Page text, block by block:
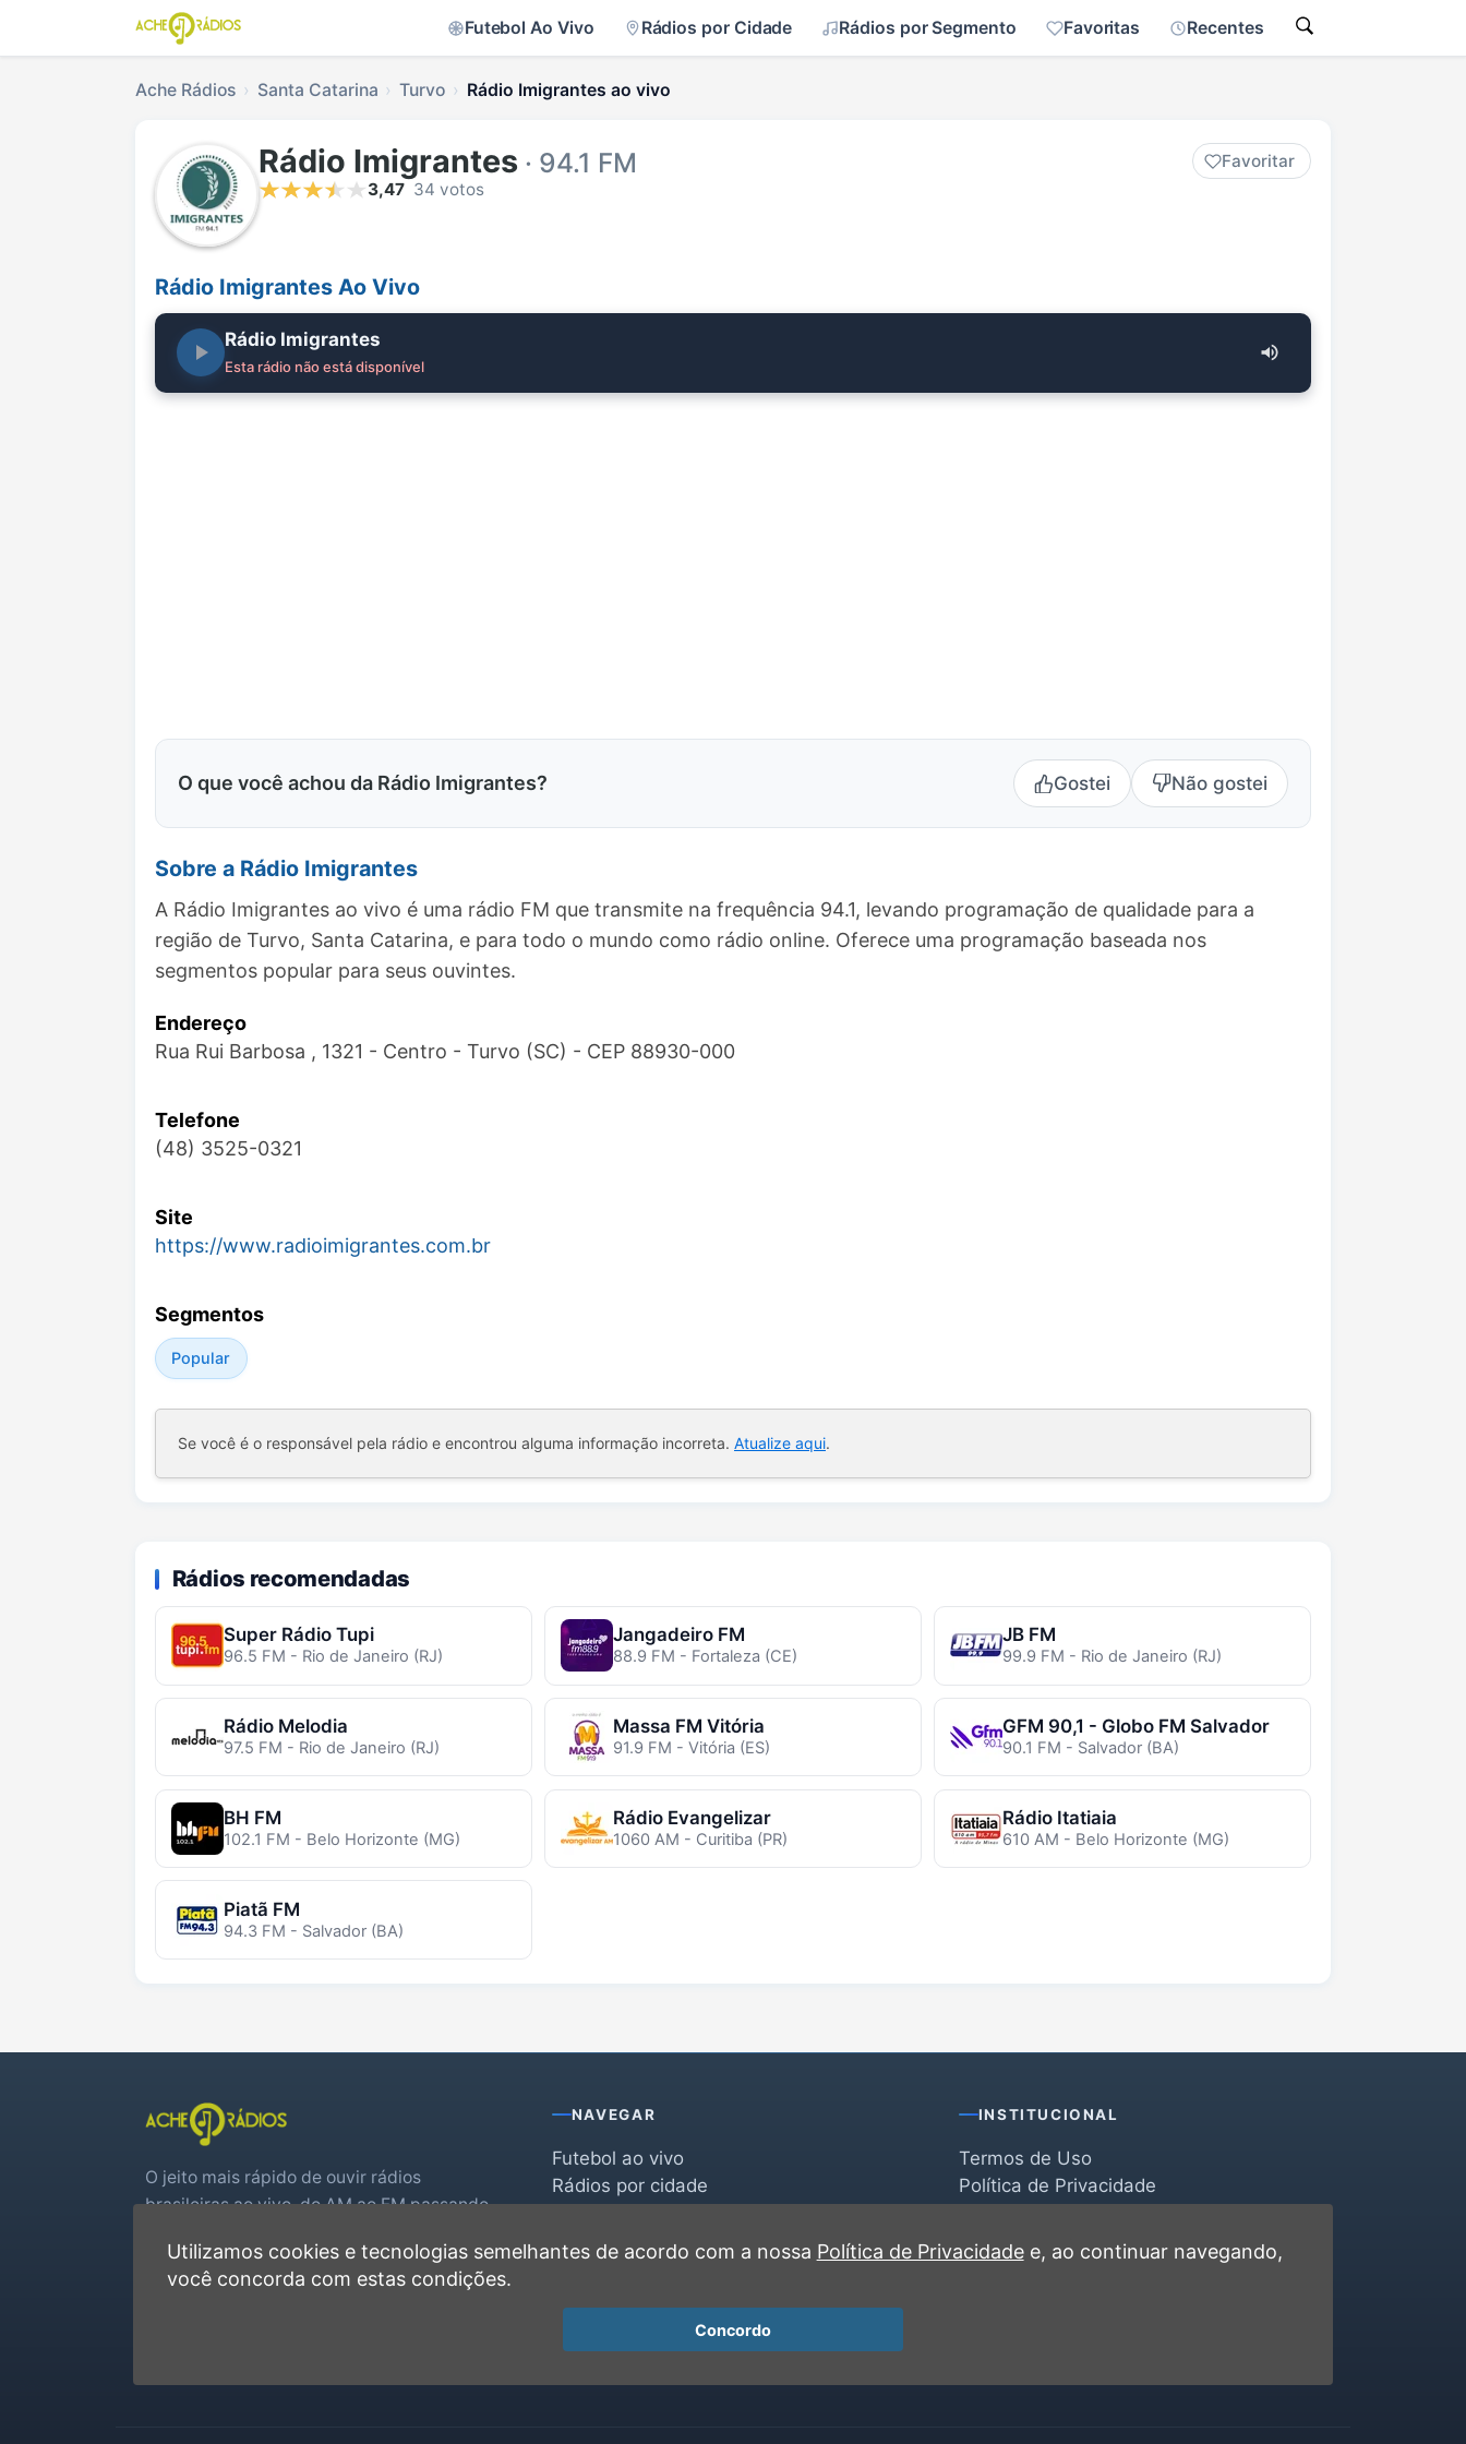
Futebol Ao Vivo Rádios por Cidade Rádios por Segmento Favoritas Recentes
Ache Rádios Santa Catarina Turvo Rádio Imigrantes ao vivo
Rádio Imigrantes · 94.1 FM
Favoritar
3,47 34 votos
Rádio Imigrantes Ao Vivo
Rádio Imigrantes
Esta rádio não está disponível
O que você achou da Rádio Imigrantes? Gostei Não gostei
Sobre a Rádio Imigrantes
A Rádio Imigrantes ao vivo é uma rádio FM que transmite na frequência 94.1, levando programação de qualidade para a
região de Turvo, Santa Catarina, e para todo o mundo como rádio online. Oferece uma programação baseada nos
segmentos popular para seus ouvintes.
Endereço
Rua Rui Barbosa , 1321 - Centro - Turvo (SC) - CEP 88930-000
Telefone
(48) 3525-0321
Site
https://www.radioimigrantes.com.br
Segmentos
Popular
Se você é o responsável pela rádio e encontrou alguma informação incorreta. Atualize aqui.
Rádios recomendadas
Super Rádio Tupi
96.5 FM - Rio de Janeiro (RJ)
Jangadeiro FM
88.9 FM - Fortaleza (CE)
JB FM
99.9 FM - Rio de Janeiro (RJ)
Rádio Melodia
97.5 FM - Rio de Janeiro (RJ)
Massa FM Vitória
91.9 FM - Vitória (ES)
GFM 90,1 - Globo FM Salvador
90.1 FM - Salvador (BA)
BH FM
102.1 FM - Belo Horizonte (MG)
Rádio Evangelizar
1060 AM - Curitiba (PR)
Rádio Itatiaia
610 AM - Belo Horizonte (MG)
Piatã FM
94.3 FM - Salvador (BA)
O jeito mais rápido de ouvir rádios
brasileiras ao vivo, do AM ao FM passando
real.
NAVEGAR
Futebol ao vivo
Rádios por cidade
Favoritas
INSTITUCIONAL
Termos de Uso
Política de Privacidade
Contato
Utilizamos cookies e tecnologias semelhantes de acordo com a nossa Política de Privacidadee, ao continuar navegando,
você concorda com estas condições.
Concordo